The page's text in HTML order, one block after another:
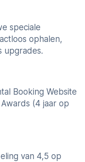
speciale
ophalen,
upgrades.
Booking Website
(4 jaar op
van 4,5 op